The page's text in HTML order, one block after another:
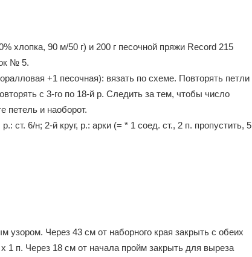
хлопка, 90 м/50 г) и 200 г песочной пряжи Record 215
№ 5.
+1 песочная): вязать по схеме. Повторять петли
с 3-го по 18-й р. Следить за тем, чтобы число
петель и наоборот.
ст. 6/н; 2-й круг, р.: арки (= * 1 соед. ст., 2 п. пропустить, 5
узором. Через 43 см от наборного края закрыть с обеих
1 п. Через 18 см от начала пройм закрыть для выреза